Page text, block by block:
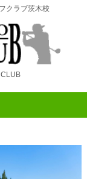
クラブ茨木校